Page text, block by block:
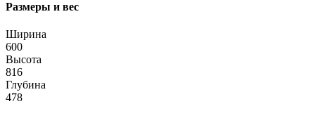
Размеры и вес
Ширина
600
Высота
816
Глубина
478